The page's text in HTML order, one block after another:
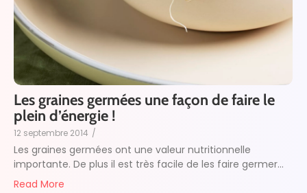
Les graines germées une façon de faire le
plein d’énergie !
12 septembre 2014 /
Les graines germées ont une valeur nutritionnelle
importante. De plus il est très facile de les faire germer...
Read More